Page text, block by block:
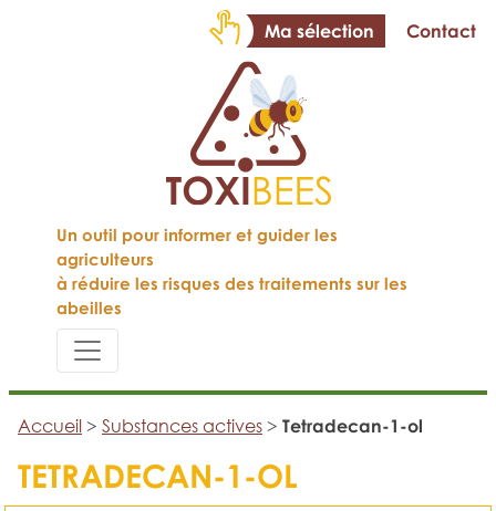
Ma sélection Contact
Un outil pour informer et guider les
agriculteurs
à réduire les risques des traitements sur les
abeilles
Accueil > Substances actives > Tetradecan-1-ol
TETRADECAN-1-OL